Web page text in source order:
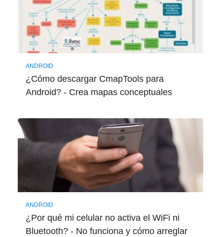
ANDROID
¿Cómo descargar CmapTools para
Android? - Crea mapas conceptuales
ANDROID
¿Por qué mi celular no activa el WiFi ni
Bluetooth? - No funciona y cómo arreglar